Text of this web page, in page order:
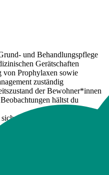
und Behandlungspflege
Gerätschaften
Prophylaxen sowie
zuständig
der Bewohner*innen
hältst du
erkennen und adäquat
du intensiv eingearbeitet